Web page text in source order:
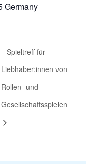
Germany
Spieltreff für
Liebhaber:innen von
Rollen- und
Gesellschaftsspielen